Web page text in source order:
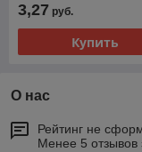
3,27 руб.
Купить
О нас
Рейтинг не
Менее 5 отзывов